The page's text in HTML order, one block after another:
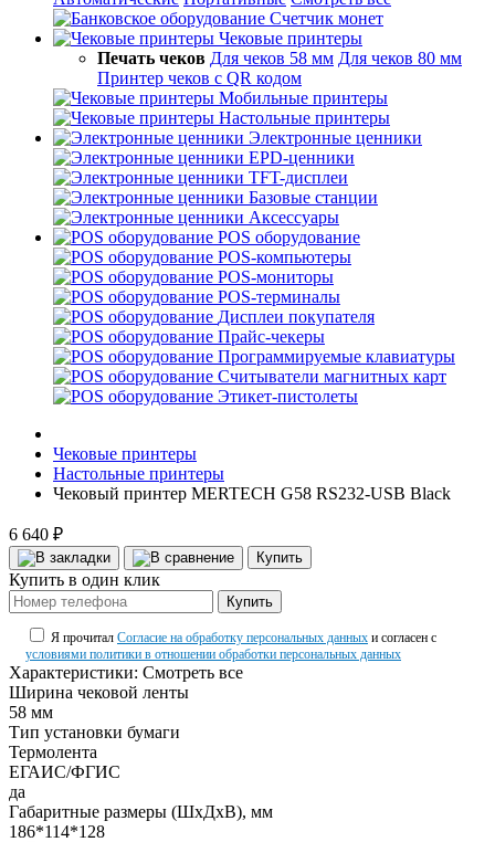
Счетчик монет
Чековые принтеры
Печать чеков Для чеков 58 мм Для чеков 80 мм
Принтер чеков с QR кодом
Мобильные принтеры
Настольные принтеры
Электронные ценники
EPD-ценники
TFT-дисплеи
Базовые станции
Аксессуары
POS оборудование
POS-компьютеры
POS-мониторы
POS-терминалы
Дисплеи покупателя
Прайс-чекеры
Программируемые клавиатуры
Считыватели магнитных карт
Этикет-пистолеты
Чековые принтеры
Настольные принтеры
Чековый принтер MERTECH G58 RS232-USB Black
6 640 ₽
Купить
Купить в один клик
Купить
Я прочитал Согласие на обработку персональных данных и согласен с
условиями политики в отношении обработки персональных данных
Характеристики: Смотреть все
Ширина чековой ленты
58 мм
Тип установки бумаги
Термолента
ЕГАИС/ФГИС
да
Габаритные размеры (ШхДхВ), мм
186*114*128